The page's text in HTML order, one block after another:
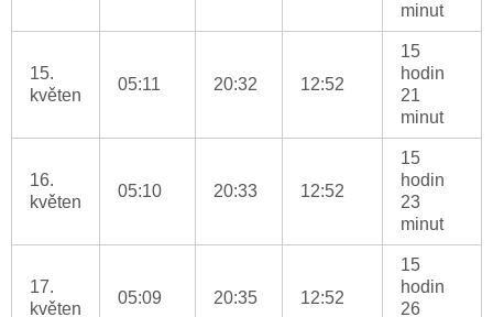
minut
15.
květen
05:11 20:32 12:52
15
hodin
21
minut
16.
květen
05:10 20:33 12:52
15
hodin
23
minut
17.
květen
05:09 20:35 12:52
15
hodin
26